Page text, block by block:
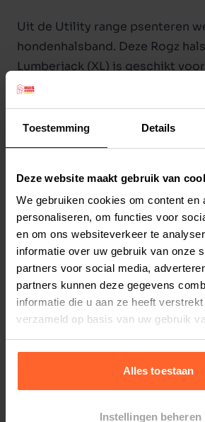
Toestemming Details
Deze website maakt gebruik van
We gebruiken cookies om content en
personaliseren, om functies voor
en om ons websiteverkeer te
informatie over uw gebruik van onze
partners voor social media,
partners kunnen deze gegevens
informatie die u aan ze heeft
verzameld op basis van uw gebruik
Alles toestaan
Instellingen beheren
Uit de Utility range psenteren
hondenhalsband. Deze Rogz
Lumberjack (XL) is geschikt
rassen, zoals bijvoorbeeld
en Labrador.
De Rogz hondenhalsband
cm lang en 2,5 cm dik. Over de
hond goed zichtbaar is. De
heeft geen naden, de sluiting
veiligheidsclip en het nylon is
Het grote voordeel van de Rogz
dat de belasting niet op de
door middel van deLow Load
zelf. Dit vergroot de sterkte van
aanzienlijk.
Lumberjack is de
kleur van deze hondenhalsband
Stel uw bestelherinnering in:(2
2 weken
4 weken
Elke
8 weken
Elke
10 weken